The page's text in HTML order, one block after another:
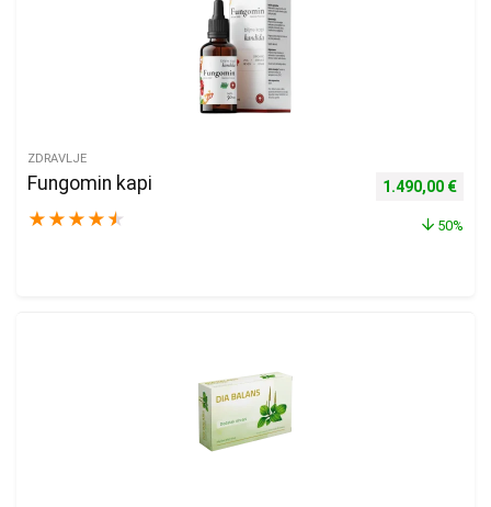
ZDRAVLJE
Fungomin kapi
★ ★ ★ ★ ★
Izvorna cijena
1.490,00 €
50%